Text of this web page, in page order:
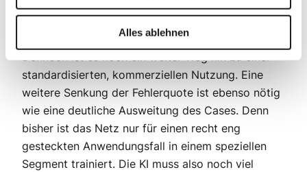
Alles ablehnen
Dennoch ist es noch ein weiter Weg hin zu einer
standardisierten, kommerziellen Nutzung. Eine
weitere Senkung der Fehlerquote ist ebenso nötig
wie eine deutliche Ausweitung des Cases. Denn
bisher ist das Netz nur für einen recht eng
gesteckten Anwendungsfall in einem speziellen
Segment trainiert. Die KI muss also noch viel